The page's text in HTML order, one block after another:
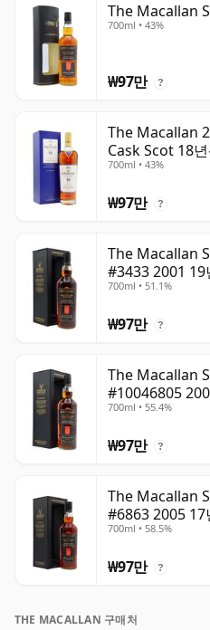
The Macallan
700ml • 43%
₩97만 ?
The Macallan
Cask Scot 18
700ml • 43%
₩97만 ?
The Macallan
#3433 2001 19
700ml • 51.1%
₩97만 ?
The Macallan
#10046805
700ml • 55.4%
₩97만 ?
The Macallan
#6863 2005 17
700ml • 58.5%
₩97만 ?
THE MACALLAN 구매처